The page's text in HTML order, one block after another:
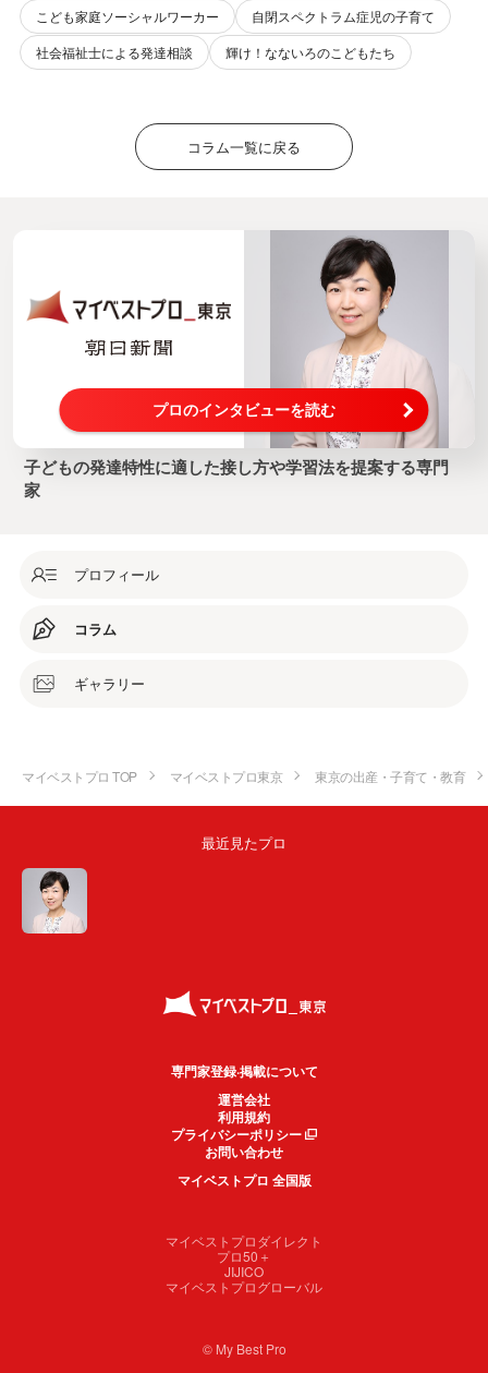
こども家庭ソーシャルワーカー
自閉スペクトラム症児の子育て
社会福祉士による発達相談
輝け！なないろのこどもたち
コラム一覧に戻る
プロのインタビューを読む
子どもの発達特性に適した接し方や学習法を提案する専門
家
プロフィール
コラム
ギャラリー
マイベストプロ TOP マイベストプロ東京 東京の出産・子育て・教育
最近見たプロ
専門家登録·掲載について
運営会社
利用規約
プライバシーポリシー
お問い合わせ
マイベストプロ 全国版
マイベストプロダイレクト
プロ50＋
JIJICO
マイベストプログローバル
© My Best Pro